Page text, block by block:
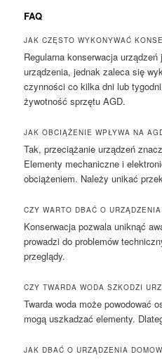
FAQ
JAK CZĘSTO WYKONYWAĆ
Regularna konserwacja
urządzenia, jednak zaleca się
czynności co kilka dni lub
żywotność sprzętu AGD.
JAK OBCIĄŻENIE WPŁYWA NA
Tak, przeciążanie urządzeń
Elementy mechaniczne i
obciążeniem. Należy unikać
CZY WARTO DBAĆ O
Konserwacja pozwala uniknąć
prowadzi do problemów
przeglądy.
CZY TWARDA WODA SZKODZI
Twarda woda może powodować
mogą uszkadzać elementy.
JAK DBAĆ O URZĄDZENIA